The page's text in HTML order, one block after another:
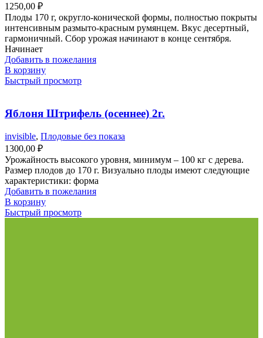
1250,00 ₽
Плоды 170 г, округло-конической формы, полностью покрыты
интенсивным размыто-красным румянцем. Вкус десертный,
гармоничный. Сбор урожая начинают в конце сентября.
Начинает
Добавить в пожелания
В корзину
Быстрый просмотр
Яблоня Штрифель (осеннее) 2г.
invisible, Плодовые без показа
1300,00 ₽
Урожайность высокого уровня, минимум – 100 кг с дерева.
Размер плодов до 170 г. Визуально плоды имеют следующие
характеристики: форма
Добавить в пожелания
В корзину
Быстрый просмотр